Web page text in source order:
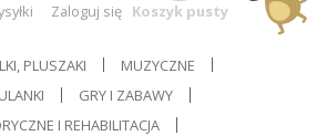
Zaloguj się Koszyk pusty
PLUSZAKI
MUZYCZNE
GRY I ZABAWY
I REHABILITACJA